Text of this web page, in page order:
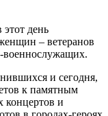
день
– ветеранов
и сегодня,
к памятным
концертов и